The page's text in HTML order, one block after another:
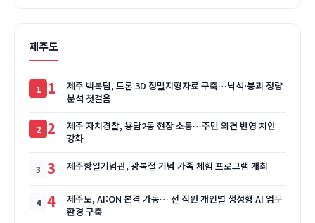
제주도
1
제주 백록담, 드론 3D 정밀지형자료 구축…낙석·붕괴 정량
분석 첫걸음
2
제주 자치경찰, 용담2동 현장 소통…주민 의견 반영 치안
강화
3 제주항일기념관, 광복절 기념 가족 체험 프로그램 개최
4
제주도, AI:ON 본격 가동… 전 직원 개인별 생성형 AI 업무
환경 구축